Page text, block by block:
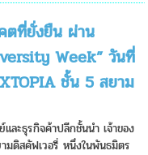
ตที่ยั่งยืน ผ่าน
Week” วันที่
ชั้น 5 สยาม
ะธุรกิจค้าปลีกชั้นนำ เจ้าของ
มดิสคัฟเวอรี่ หนึ่งในพันธมิตร